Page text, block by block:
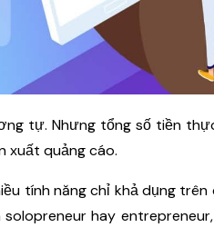
tự. Nhưng tổng số tiền
xuất quảng cáo.
tính năng chỉ khả dụng
hay